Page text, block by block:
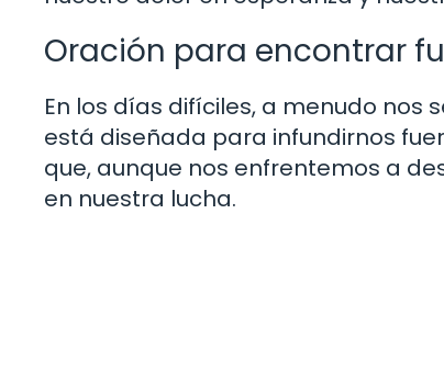
Oración para encontrar
En los días difíciles, a menudo nos
está diseñada para infundirnos
que, aunque nos enfrentemos a
en nuestra lucha.